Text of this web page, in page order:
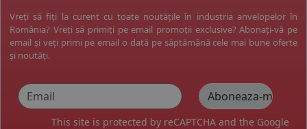
Vreți să fiți la curent cu toate noutățile în industria anvelopelor în
România? Vreți să primiți pe email promoții exclusive? Abonați-vă pe
email și veți primi pe email o dată pe săptămână cele mai bune oferte
și noutăți.
This site is protected by reCAPTCHA and the Google